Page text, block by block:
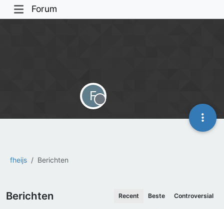
Forum
fheijs Berichten
F
Offline
Berichten Recent Beste Controversial